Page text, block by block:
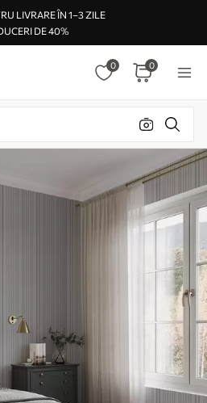
LIVRARE ÎN 1–3 ZILE
DE 40%
0 0